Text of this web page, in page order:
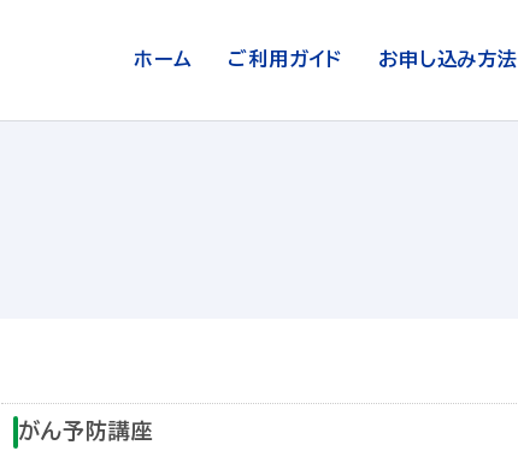
ホーム ご利用ガイド お申し込み方法
がん予防講座